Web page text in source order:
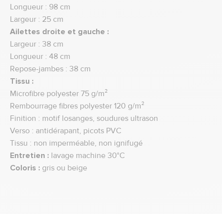
Longueur : 98 cm
Largeur : 25 cm
Ailettes droite et gauche :
Largeur : 38 cm
Longueur : 48 cm
Repose-jambes : 38 cm
Tissu :
Microfibre polyester 75 g/m²
Rembourrage fibres polyester 120 g/m²
Finition : motif losanges, soudures ultrason
Verso : antidérapant, picots PVC
Tissu : non imperméable, non ignifugé
Entretien : lavage machine 30°C
Coloris : gris ou beige